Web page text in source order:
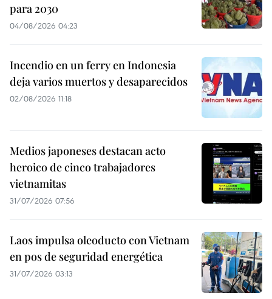
para 2030
04/08/2026 04:23
Incendio en un ferry en Indonesia
deja varios muertos y desaparecidos
02/08/2026 11:18
Medios japoneses destacan acto
heroico de cinco trabajadores
vietnamitas
31/07/2026 07:56
Laos impulsa oleoducto con Vietnam
en pos de seguridad energética
31/07/2026 03:13